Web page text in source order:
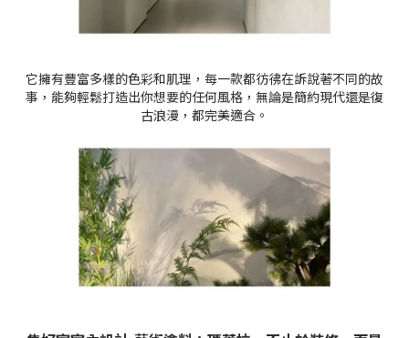
它擁有豐富多樣的色彩和肌理，每一款都彷彿在訴說著不同的故
事，能夠輕鬆打造出你想要的任何風格，無論是簡約現代還是復
古浪漫，都完美適合。